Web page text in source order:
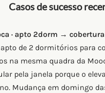
Casos de sucesso
· apto 2dorm →
de 2 dormitórios para
na mesma quadra da
pela janela porque o
Mudança em domingo